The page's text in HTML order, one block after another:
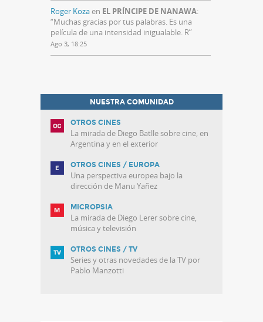
Roger Kozaen EL PRÍNCIPE DE NANAWA:
“Muchas gracias por tus palabras. Es una
película de una intensidad inigualable. R”
Ago 3, 18:25
NUESTRA COMUNIDAD
OTROS CINES
La mirada de Diego Batlle sobre cine, en
Argentina y en el exterior
OTROS CINES / EUROPA
Una perspectiva europea bajo la
dirección de Manu Yañez
MICROPSIA
La mirada de Diego Lerer sobre cine,
música y televisión
OTROS CINES / TV
Series y otras novedades de la TV por
Pablo Manzotti